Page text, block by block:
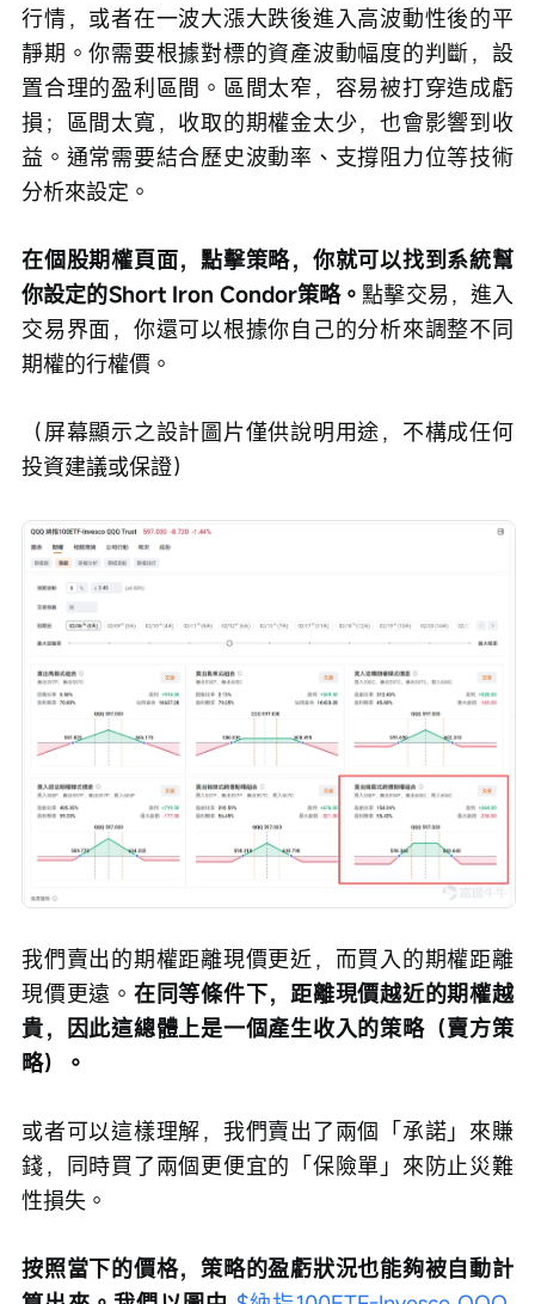
行情，或者在一波大漲大跌後進入高波動性後的平
靜期。你需要根據對標的資產波動幅度的判斷，設
置合理的盈利區間。區間太窄，容易被打穿造成虧
損；區間太寬，收取的期權金太少，也會影響到收
益。通常需要結合歷史波動率、支撐阻力位等技術
分析來設定。
在個股期權頁面，點擊策略，你就可以找到系統幫
你設定的Short Iron Condor策略。 點擊交易，進入
交易界面，你還可以根據你自己的分析來調整不同
期權的行權價。
（屏幕顯示之設計圖片僅供說明用途，不構成任何
投資建議或保證）
我們賣出的期權距離現價更近，而買入的期權距離
現價更遠。 在同等條件下，距離現價越近的期權越
貴，因此這總體上是一個產生收入的策略（賣方策
略）。
或者可以這樣理解，我們賣出了兩個「承諾」來賺
錢，同時買了兩個更便宜的「保險單」來防止災難
性損失。
按照當下的價格，策略的盈虧狀況也能夠被自動計